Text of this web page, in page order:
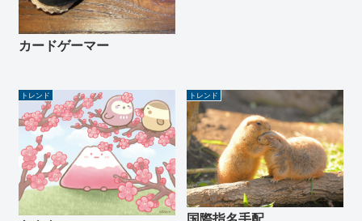
カードゲーマー
トレンド トレンド